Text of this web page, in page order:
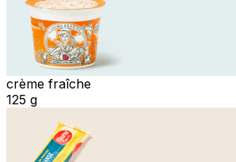
crème fraîche
125 g